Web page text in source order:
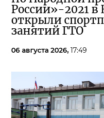
России»-2021 в
открыли
занятий ГТО
06 августа 2026, 17:49